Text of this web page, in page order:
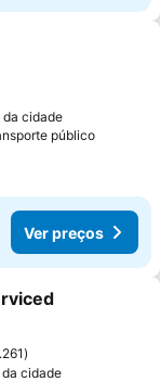
favoritos
da cidade
público
Ver preços
favoritos
da cidade